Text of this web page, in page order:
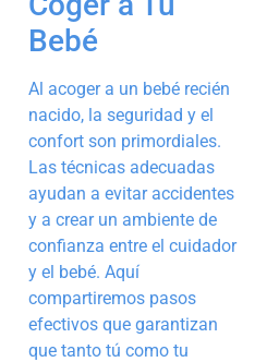
Bebé
Al acoger a un bebé recién
nacido, la seguridad y el
confort son primordiales.
Las técnicas adecuadas
ayudan a evitar accidentes
y a crear un ambiente de
confianza entre el cuidador
y el bebé. Aquí
compartiremos pasos
efectivos que garantizan
que tanto tú como tu